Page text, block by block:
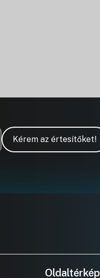
Kérem az értesítőket!
Oldaltérkép